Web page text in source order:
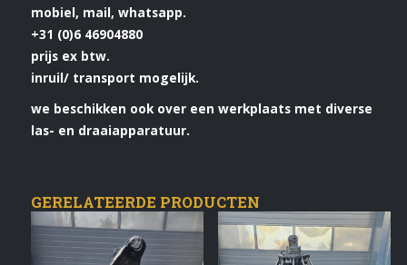
mobiel, mail, whatsapp.
+31 (0)6 46904880
prijs ex btw.
inruil/ transport mogelijk.
we beschikken ook over een werkplaats met diverse
las- en draaiapparatuur.
GERELATEERDE PRODUCTEN